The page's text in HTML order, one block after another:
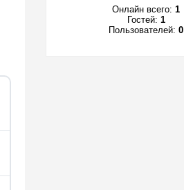
Онлайн всего: 1
Гостей: 1
Пользователей: 0